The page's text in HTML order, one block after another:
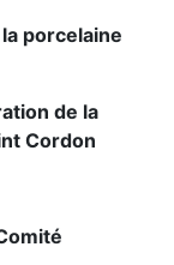
porcelaine
de la
Cordon